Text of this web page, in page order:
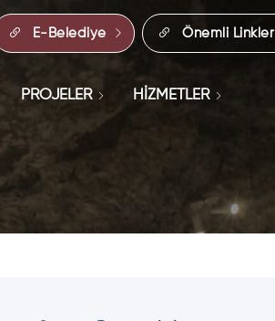
E-Belediye Önemli Linkler
PROJELER HİZMETLER